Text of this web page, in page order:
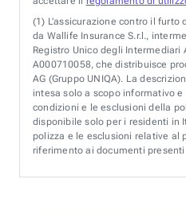
(1) L’assicurazione contro il
da Wallife Insurance S.r.l.,
Registro Unico degli Intermediari
A000710058, che distribuisce
AG (Gruppo UNIQA). La
intesa solo a scopo informativo
condizioni e le esclusioni della
disponibile solo per i residenti in
polizza e le esclusioni relative al
riferimento ai documenti